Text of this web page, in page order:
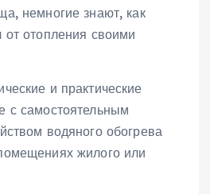
немногие знают, как
от отопления своими
и практические
с самостоятельным
водяного обогрева
жилого или